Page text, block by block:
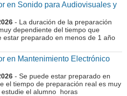
en Sonido para Audiovisuales y
- La duración de la preparación
dependiente del tiempo que
estar preparado en menos de 1 año
en Mantenimiento Electrónico
- Se puede estar preparado en
el tiempo de preparación real es muy
el alumno horas